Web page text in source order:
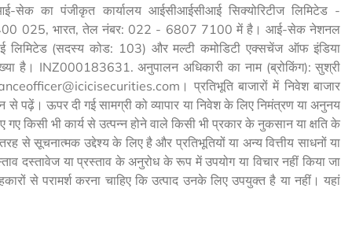
का पंजीकृत कार्यालय आईसीआईसीआई सिक्योरिटीज लिमिटेड -
- 400 025, भारत, तेल नंबर: 022 - 6807 7100 में है। आई-सेक नेशनल
(सदस्य कोड: 103) और मल्टी कमोडिटी एक्सचेंज ऑफ इंडिया
है। INZ000183631. अनुपालन अधिकारी का नाम (ब्रोकिंग): सुश्री
प्रतिभूति बाजारों में निवेश बाजार
पढ़ें। ऊपर दी गई सामग्री को व्यापार या निवेश के लिए निमंत्रण या अनुनय
किसी भी कार्य से उत्पन्न होने वाले किसी भी प्रकार के नुकसान या क्षति के
से सूचनात्मक उद्देश्य के लिए है और प्रतिभूतियों या अन्य वित्तीय साधनों या
दस्तावेज या प्रस्ताव के अनुरोध के रूप में उपयोग या विचार नहीं किया जा
से परामर्श करना चाहिए कि उत्पाद उनके लिए उपयुक्त है या नहीं। यहां